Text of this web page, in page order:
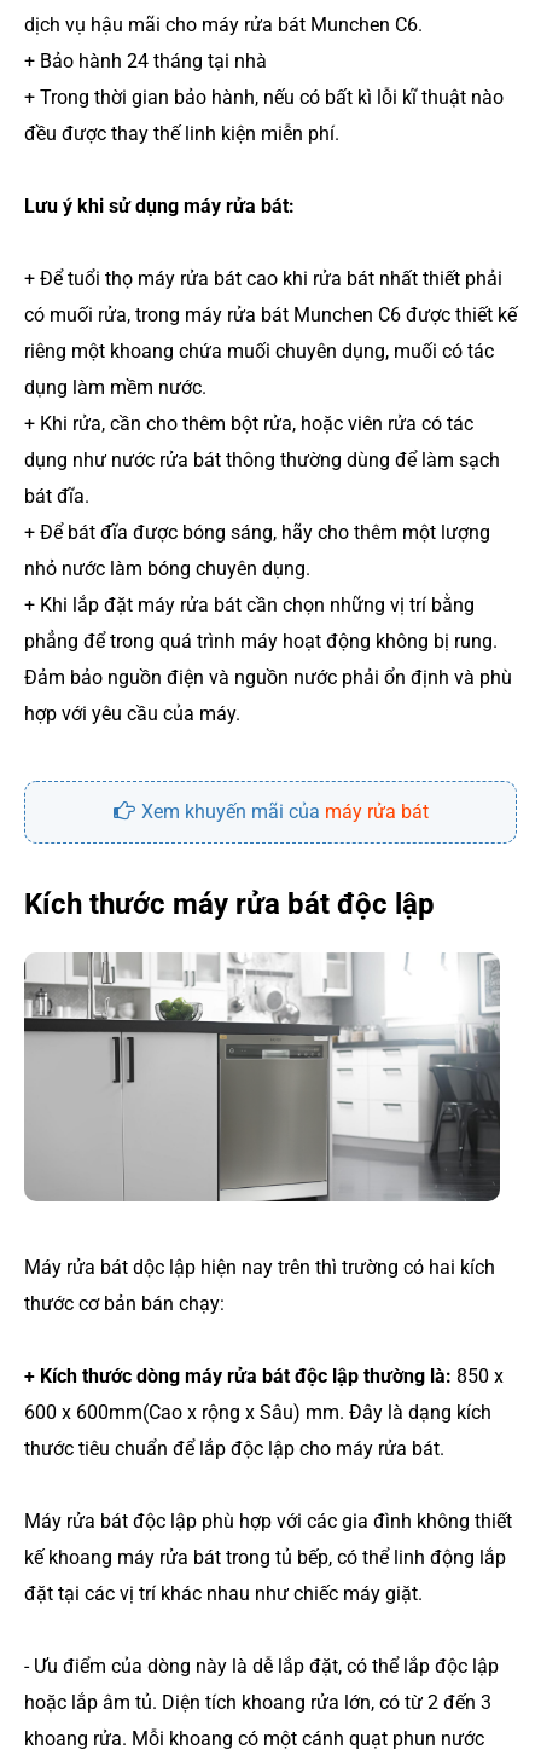
dịch vụ hậu mãi cho máy rửa bát Munchen C6.
+ Bảo hành 24 tháng tại nhà
+ Trong thời gian bảo hành, nếu có bất kì lỗi kĩ thuật nào
đều được thay thế linh kiện miễn phí.
Lưu ý khi sử dụng máy rửa bát:
+ Để tuổi thọ máy rửa bát cao khi rửa bát nhất thiết phải
có muối rửa, trong máy rửa bát Munchen C6 được thiết kế
riêng một khoang chứa muối chuyên dụng, muối có tác
dụng làm mềm nước.
+ Khi rửa, cần cho thêm bột rửa, hoặc viên rửa có tác
dụng như nước rửa bát thông thường dùng để làm sạch
bát đĩa.
+ Để bát đĩa được bóng sáng, hãy cho thêm một lượng
nhỏ nước làm bóng chuyên dụng.
+ Khi lắp đặt máy rửa bát cần chọn những vị trí bằng
phẳng để trong quá trình máy hoạt động không bị rung.
Đảm bảo nguồn điện và nguồn nước phải ổn định và phù
hợp với yêu cầu của máy.
Xem khuyến mãi của máy rửa bát
Kích thước máy rửa bát độc lập
Máy rửa bát dộc lập hiện nay trên thì trường có hai kích
thước cơ bản bán chạy:
+ Kích thước dòng máy rửa bát độc lập thường là: 850 x
600 x 600mm(Cao x rộng x Sâu) mm. Đây là dạng kích
thước tiêu chuẩn để lắp độc lập cho máy rửa bát.
Máy rửa bát độc lập phù hợp với các gia đình không thiết
kế khoang máy rửa bát trong tủ bếp, có thể linh động lắp
đặt tại các vị trí khác nhau như chiếc máy giặt.
- Ưu điểm của dòng này là dễ lắp đặt, có thể lắp độc lập
hoặc lắp âm tủ. Diện tích khoang rửa lớn, có từ 2 đến 3
khoang rửa. Mỗi khoang có một cánh quạt phun nước